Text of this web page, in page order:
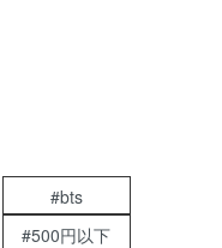
#bts
#500円以下